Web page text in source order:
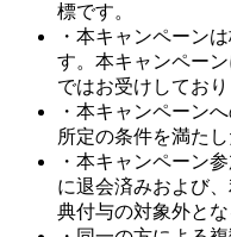
標です。
・本キャンペーン
す。本キャンペー
ではお受けしており
・本キャンペーン
所定の条件を満た
・本キャンペーン
に退会済みおよび
典付与の対象外とな